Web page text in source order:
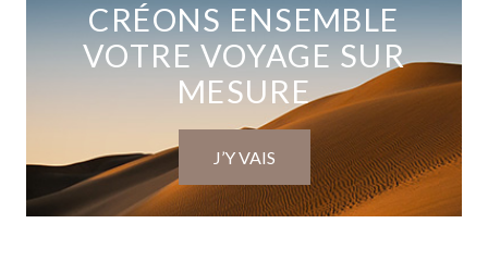
CRÉONS ENSEMBLE
VOTRE VOYAGE SUR
MESURE
J’Y VAIS